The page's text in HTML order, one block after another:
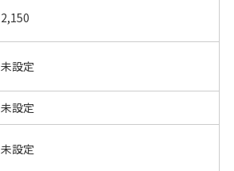
2,150
未設定
未設定
未設定